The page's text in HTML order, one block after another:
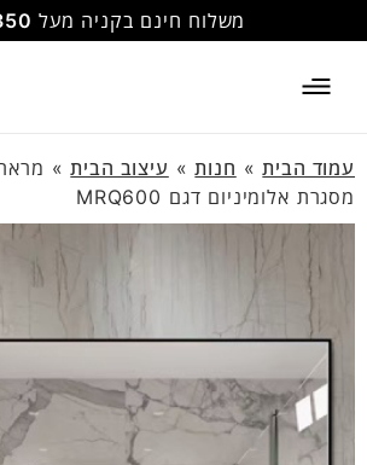
משלוח חינם בקניה מעל 350
עמוד הבית» חנות» עיצוב הבית»
מסגרת אלומיניום דגם MRQ600